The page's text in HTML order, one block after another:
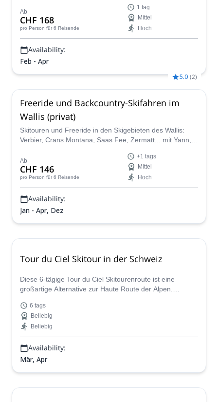
Ab
CHF 168
pro Person für 6 Reisende
1 tag
Mittel
Hoch
Availability:
Feb - Apr
5.0 (2)
Freeride und Backcountry-Skifahren im
Wallis (privat)
Skitouren und Freeride in den Skigebieten des Wallis:
Verbier, Crans Montana, Saas Fee, Zermatt... mit Yann,
Ab
CHF 146
pro Person für 6 Reisende
+1 tags
Mittel
Hoch
Availability:
Jan - Apr, Dez
Tour du Ciel Skitour in der Schweiz
Diese 6-tägige Tour du Ciel Skitourenroute ist eine
großartige Alternative zur Haute Route der Alpen.
zu erkunden.
6 tags
Beliebig
Beliebig
Availability:
Mär, Apr